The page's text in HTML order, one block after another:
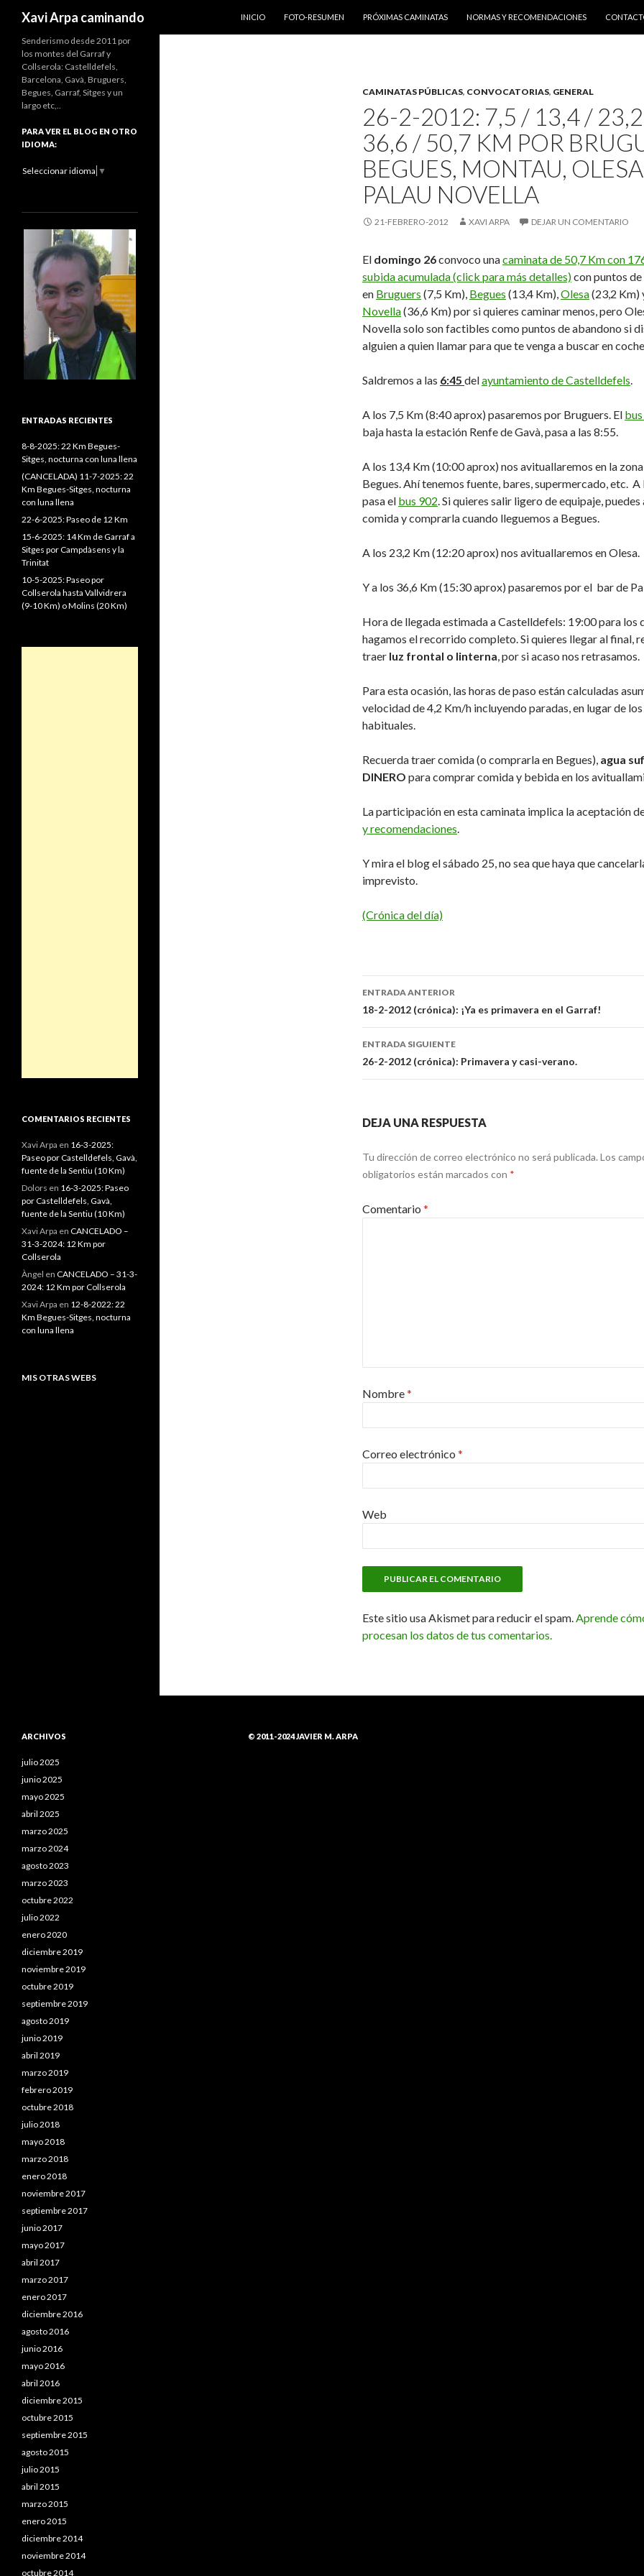
Xavi Arpa caminando
INICIO
FOTO-RESUMEN PRÓXIMAS CAMINATAS NORMAS Y RECOMENDACIONES
CAMINATAS PÚBLICAS, CONVOCATORIAS, GENERAL
26-2-2012: 7,5 / 13,4 /
36,6 / 50,7 KM POR
BEGUES, MONTAU,
PALAU NOVELLA
21-FEBRERO-2012 XAVI ARPA DEJAR UN COMENTARIO
El domingo 26convoco unacaminata de 50,7 Km con
subida acumulada (click para más detalles)con puntos
en Bruguers (7,5 Km), Begues (13,4 Km),Olesa(23,2 Km)
Novella(36,6 Km) por si quieres caminar menos, pero
Novella solo son factibles como puntos de abandono si
alguien a quien llamar para que te venga a buscar en
Saldremos a las 6:45 delayuntamiento de Castelldefels.
A los 7,5 Km (8:40 aprox) pasaremos por Bruguers. El
baja hasta la estación Renfe de Gavà, pasa a las 8:55.
A los 13,4 Km (10:00 aprox) nos avituallaremos en la
Begues. Ahí tenemos fuente, bares, supermercado, etc. A
pasa el bus 902. Si quieres salir ligero de equipaje,
comida y comprarla cuando lleguemos a Begues.
A los 23,2 Km (12:20 aprox) nos avituallaremos en Olesa.
Y a los 36,6 Km (15:30 aprox) pasaremos por el bar de
Hora de llegada estimada a Castelldefels: 19:00 para los
hagamos el recorrido completo. Si quieres llegar al final,
traer luz frontal o linterna, por si acaso nos retrasamos.
Para esta ocasión, las horas de paso están calculadas
velocidad de 4,2 Km/h incluyendo paradas, en lugar de
habituales.
Recuerda traer comida (o comprarla en Begues), agua
DINERO para comprar comida y bebida en los
La participación en esta caminata implica la aceptación
y recomendaciones.
Y mira el blog el sábado 25, no sea que haya que
imprevisto.
(Crónica del día)
Ir
a
la
entrada
ENTRADA ANTERIOR
18-2-2012 (crónica): ¡Ya es primavera en el Garraf!
ENTRADA SIGUIENTE
26-2-2012 (crónica): Primavera y casi-verano.
DEJA UNA RESPUESTA
Tu dirección de correo electrónico no será publicada. Los
obligatorios están marcados con *
Comentario *
Nombre*
Correo electrónico *
Web
Este sitio usa Akismet para reducir el spam.Aprende
procesan los datos de tus comentarios.
Senderismo desde 2011 por
los montes del Garraf y
Collserola: Castelldefels,
Barcelona, Gavà, Bruguers,
Begues, Garraf, Sitges y un
largo etc,..
PARA VER EL BLOG EN OTRO
IDIOMA:
Seleccionar idioma ▼
ENTRADAS RECIENTES
8-8-2025: 22 Km Begues-
Sitges, nocturna con luna llena
(CANCELADA) 11-7-2025: 22
Km Begues-Sitges, nocturna
con luna llena
22-6-2025: Paseo de 12 Km
15-6-2025: 14 Km de Garraf a
Sitges por Campdàsens y la
Trinitat
10-5-2025: Paseo por
Collserola hasta Vallvidrera
(9-10 Km) o Molins (20 Km)
COMENTARIOS RECIENTES
Xavi Arpa en 16-3-2025:
Paseo por Castelldefels, Gavà,
fuente de la Sentiu (10 Km)
Dolors en 16-3-2025: Paseo
por Castelldefels, Gavà,
fuente de la Sentiu (10 Km)
Xavi Arpa en CANCELADO –
31-3-2024: 12 Km por
Collserola
Àngel en CANCELADO – 31-3-
2024: 12 Km por Collserola
Xavi Arpa en 12-8-2022: 22
Km Begues-Sitges, nocturna
con luna llena
MIS OTRAS WEBS
ARCHIVOS
julio 2025
junio 2025
mayo 2025
abril 2025
marzo 2025
marzo 2024
agosto 2023
marzo 2023
octubre 2022
julio 2022
enero 2020
diciembre 2019
noviembre 2019
octubre 2019
septiembre 2019
agosto 2019
junio 2019
abril 2019
marzo 2019
febrero 2019
octubre 2018
julio 2018
mayo 2018
marzo 2018
enero 2018
noviembre 2017
septiembre 2017
junio 2017
mayo 2017
abril 2017
marzo 2017
enero 2017
diciembre 2016
agosto 2016
junio 2016
mayo 2016
abril 2016
diciembre 2015
octubre 2015
septiembre 2015
agosto 2015
julio 2015
abril 2015
marzo 2015
enero 2015
diciembre 2014
noviembre 2014
octubre 2014
© 2011-2024 JAVIER M. ARPA